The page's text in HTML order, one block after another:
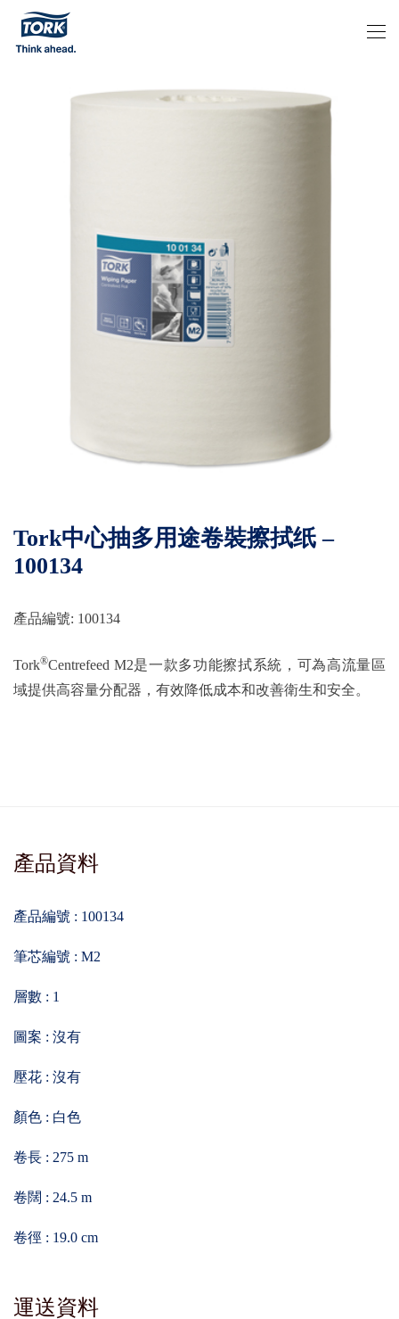
Tork中心抽多用途卷裝擦拭纸 –
100134
產品編號: 100134
Tork®Centrefeed M2是一款多功能擦拭系統，可為高流量區
域提供高容量分配器，有效降低成本和改善衛生和安全。
產品資料
產品編號 : 100134
筆芯編號 : M2
層數 : 1
圖案 : 沒有
壓花 : 沒有
顏色 : 白色
卷長 : 275 m
卷闊 : 24.5 m
卷徑 : 19.0 cm
運送資料